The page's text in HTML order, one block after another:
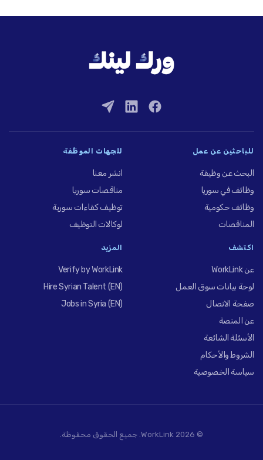
للباحثين عن عمل
البحث عن وظيفة
وظائف في سوريا
وظائف حكومية
المناقصات
للجهات الموظِّفة
انشر معنا
مناقصات سوريا
توظيف كفاءات سورية
لوكالات التوظيف
اكتشف
عن WorkLink
لوحة بيانات سوق العمل
صفحة الاتصال
عن المنصة
الأسئلة الشائعة
الشروط والأحكام
سياسة الخصوصية
المزيد
Verify by WorkLink
Hire Syrian Talent (EN)
Jobs in Syria (EN)
© 2026 WorkLink. جميع الحقوق محفوظة.